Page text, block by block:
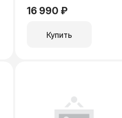
16 990 ₽
Купить